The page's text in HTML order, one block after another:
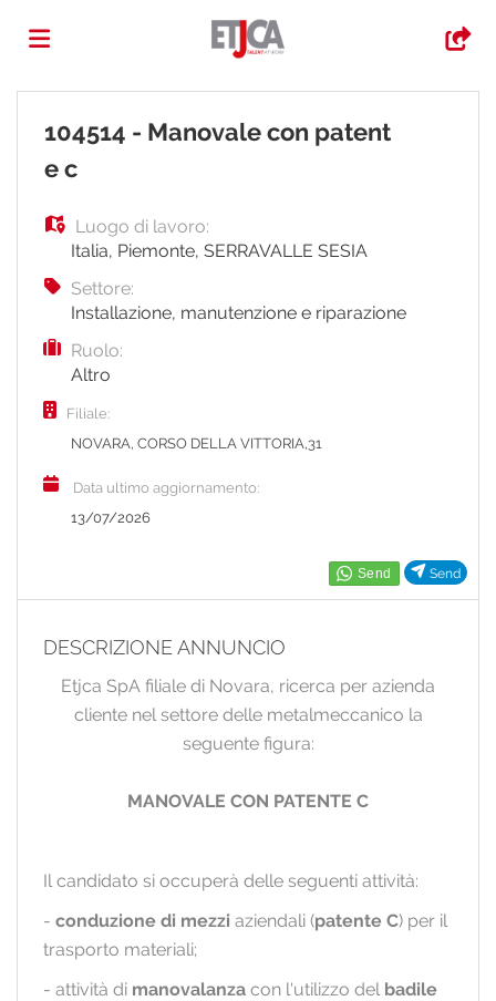
lavoro
il
CV
Login
Lingua
IT
PT
Send
104514 - Manovale con patent
e c
Luogo di lavoro:
Italia, Piemonte, SERRAVALLE SESIA
Settore:
Installazione, manutenzione e riparazione
Ruolo:
Altro
Filiale:
NOVARA, CORSO DELLA VITTORIA,31
Data ultimo aggiornamento:
13/07/2026
DESCRIZIONE ANNUNCIO
Etjca SpA filiale di Novara, ricerca per azienda
cliente nel settore delle metalmeccanico la
seguente figura:
MANOVALE CON PATENTE C
Il candidato si occuperà delle seguenti attività:
- conduzione di mezzi aziendali (patente C) per il
trasporto materiali;
- attività di manovalanza con l'utilizzo del badile